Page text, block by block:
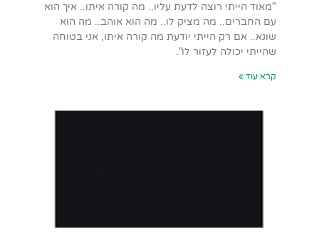
"מאוד הייתי רוצה לדעת עליו.. מה קורה איתו.. איך הוא
עם החברים.. מה מציק לו.. מה הוא אוהב.. מה הוא
שונא.. אם רק הייתי יודעת מה קורה איתו, אני בטוחה
שהייתי יכולה לעזור לו".
קרא עוד »